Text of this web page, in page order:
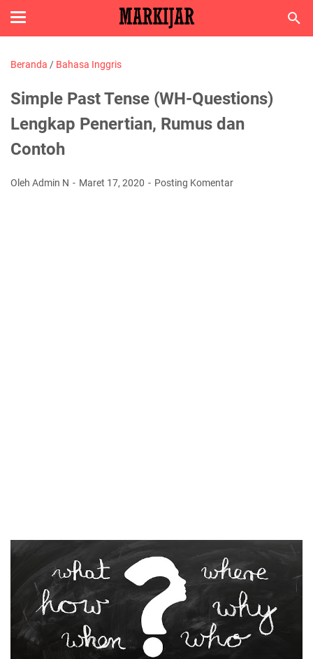
Beranda / Bahasa Inggris
Simple Past Tense (WH-Questions)
Lengkap Penertian, Rumus dan
Contoh
Oleh Admin N Maret 17, 2020 Posting Komentar